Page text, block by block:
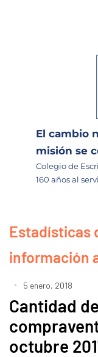
El cambio
misión se
Colegio de
160 años al
Estadísticas
información
5 enero, 2018
Cantidad
octubre